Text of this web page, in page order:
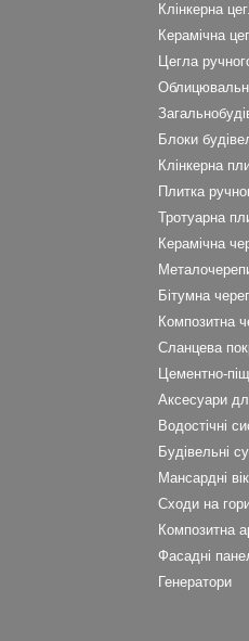
Клінкерна
Керамічна
Цегла
Блоки
Клінкерна
Плитка
Тротуарна
Керамічна
Бітумна
Композитна
Cланцева
Цементно-
Аксесуари
Водостічні
Будівельні
Мансардні
Сходи на
Композитна
Фасадні
Генератори